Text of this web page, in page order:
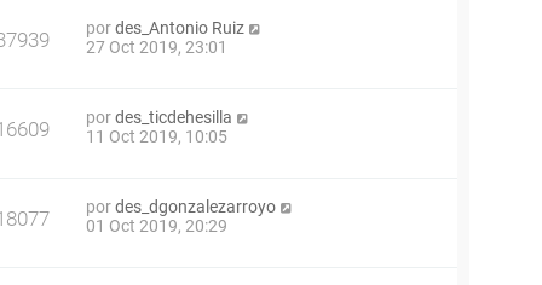
pordes_Antonio Ruiz
27 Oct 2019, 23:01
pordes_ticdehesilla
11 Oct 2019, 10:05
pordes_dgonzalezarroyo
01 Oct 2019, 20:29